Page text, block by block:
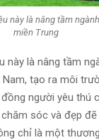
này là nâng tầm
miền Trung
này là nâng tầm
tạo ra môi
người yêu thú
sóc và đẹp
chỉ là một